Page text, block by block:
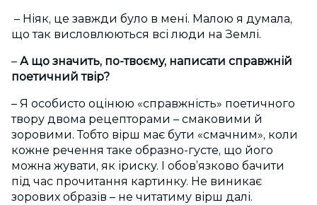
– Ніяк, це завжди було в мені. Малою я думала,
що так висловлюються всі люди на Землі.
– А що значить, по-твоєму, написати справжній
поетичний твір?
– Я особисто оцінюю «справжність» поетичного
твору двома рецепторами – смаковими й
зоровими. Тобто вірш має бути «смачним», коли
кожне речення таке образно-густе, що його
можна жувати, як іриску. І обов’язково бачити
під час прочитання картинку. Не виникає
зорових образів – не читатиму вірш далі.